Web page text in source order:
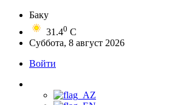
Баку
31.40 C
Суббота, 8 август 2026
Войти